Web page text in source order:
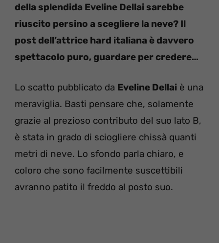
della splendida Eveline Dellai sarebbe
riuscito persino a scegliere la neve? Il
post dell’attrice hard italiana è davvero
spettacolo puro, guardare per credere…
Lo scatto pubblicato da Eveline Dellai è una
meraviglia. Basti pensare che, solamente
grazie al prezioso contributo del suo lato B,
è stata in grado di sciogliere chissà quanti
metri di neve. Lo sfondo parla chiaro, e
coloro che sono facilmente suscettibili
avranno patito il freddo al posto suo.